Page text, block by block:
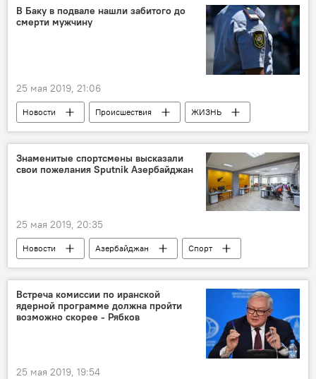
терминалы
Баку
В Баку в подвале нашли забитого до
смерти мужчину
25 мая 2019, 21:06
Новости Происшествия
ЖИЗНЬ
Баку
Происшествия в Азербайджане
Знаменитые спортсмены высказали
свои пожелания Sputnik Азербайджан
25 мая 2019, 20:35
Новости Азербайджан
Спорт
ЖИЗНЬ
Поздравления
Сергей Карякин
Встреча комиссии по иранской
ядерной программе должна пройти
возможно скорее - Рябков
25 мая 2019, 19:54